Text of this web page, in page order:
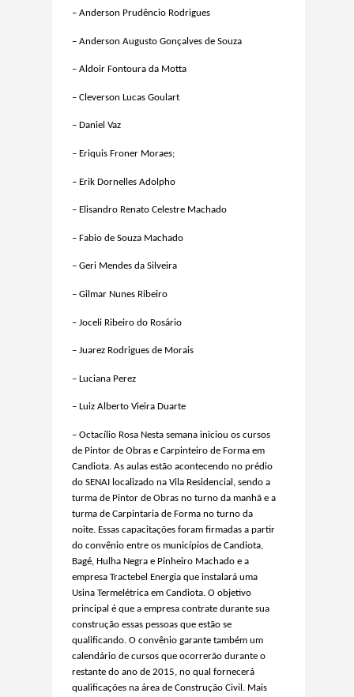
– Anderson Prudêncio Rodrigues
– Anderson Augusto Gonçalves de Souza
– Aldoir Fontoura da Motta
– Cleverson Lucas Goulart
– Daniel Vaz
– Eriquis Froner Moraes;
– Erik Dornelles Adolpho
– Elisandro Renato Celestre Machado
– Fabio de Souza Machado
– Geri Mendes da Silveira
– Gilmar Nunes Ribeiro
– Joceli Ribeiro do Rosário
– Juarez Rodrigues de Morais
– Luciana Perez
– Luiz Alberto Vieira Duarte
– Octacílio Rosa Nesta semana iniciou os cursos
de Pintor de Obras e Carpinteiro de Forma em
Candiota. As aulas estão acontecendo no prédio
do SENAI localizado na Vila Residencial, sendo a
turma de Pintor de Obras no turno da manhã e a
turma de Carpintaria de Forma no turno da
noite. Essas capacitações foram firmadas a partir
do convênio entre os municípios de Candiota,
Bagé, Hulha Negra e Pinheiro Machado e a
empresa Tractebel Energia que instalará uma
Usina Termelétrica em Candiota. O objetivo
principal é que a empresa contrate durante sua
construção essas pessoas que estão se
qualificando. O convênio garante também um
calendário de cursos que ocorrerão durante o
restante do ano de 2015, no qual fornecerá
qualificações na área de Construção Civil. Mais